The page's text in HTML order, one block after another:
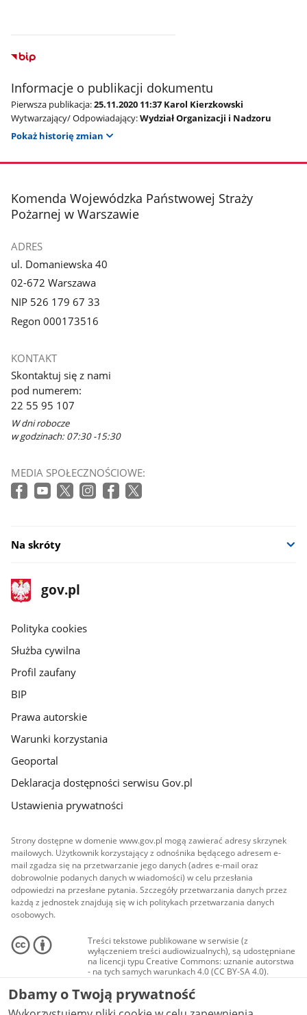
Informacje o publikacji dokumentu
Pierwsza publikacja:25.11.2020 11:37 Karol Kierzkowski
Wytwarzający/ Odpowiadający:Wydział Organizacji i Nadzoru
Pokaż historię zmian
stopka
Komenda Wojewódzka Państwowej Straży
Pożarnej w Warszawie
ADRES
ul. Domaniewska 40
02-672 Warszawa
NIP 526 179 67 33
Regon 000173516
KONTAKT
Skontaktuj się z nami
pod numerem:
22 55 95 107
W dni robocze
w godzinach: 07:30 -15:30
MEDIA SPOŁECZNOŚCIOWE:
Na skróty
stopka
gov.pl
Strona
gov.pl
gov.pl
Polityka cookies
Służba cywilna
Profil zaufany
BIP
Prawa autorskie
Warunki korzystania
Geoportal
Deklaracja dostępności serwisu Gov.pl
Ustawienia prywatności
Strony dostępne w domenie www.gov.pl mogą zawierać adresy skrzynek
mailowych. Użytkownik korzystający z odnośnika będącego adresem e-
mail zgadza się na przetwarzanie jego danych (adres e-mail oraz
dobrowolnie podanych danych w wiadomości) w celu przesłania
odpowiedzi na przesłane pytania. Szczegóły przetwarzania danych przez
każdą z jednostek znajdują się w ich politykach przetwarzania danych
osobowych.
Treści tekstowe publikowane w serwisie (z
wyłączeniem treści audiowizualnych), są udostępniane
na licencji typu Creative Commons: uznanie autorstwa
- na tych samych warunkach 4.0 (CC BY-SA 4.0).
Materiały audiowizualne, w tym zdjęcia, materiały
audio i wideo, są udostępniane na licencji typu
Creative Commons: uznanie autorstwa użycie
niekomercyjne - bez utworów zależnych 4.0 (CC BY-
Dbamy o Twoją prywatność